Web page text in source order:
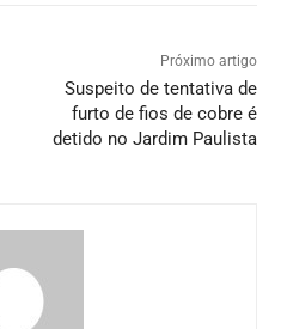
Próximo artigo
Suspeito de tentativa de
furto de fios de cobre é
detido no Jardim Paulista